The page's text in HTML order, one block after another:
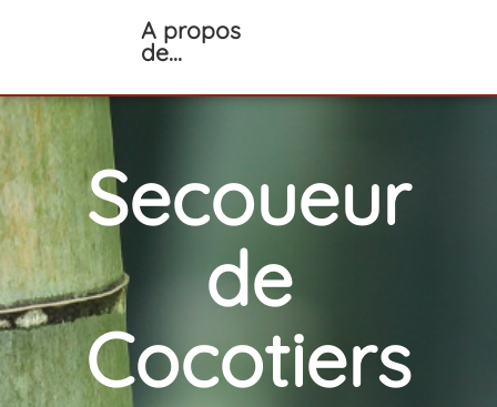
A propos
de...
Secoueur
de
Cocotiers